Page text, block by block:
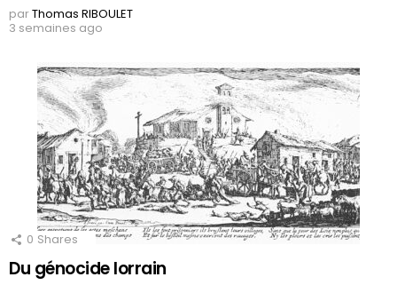
parThomas RIBOULET
3 semaines ago
0 Shares
Du génocide lorrain